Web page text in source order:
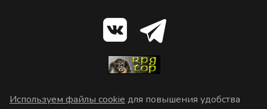
Используем файлы cookie для повышения удобства